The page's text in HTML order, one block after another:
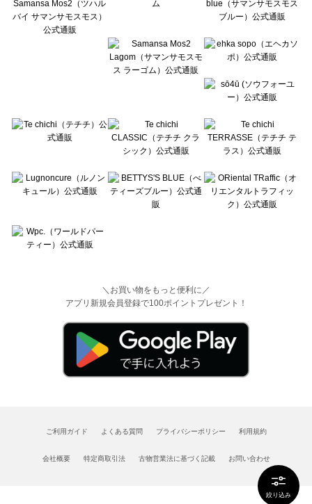
絞り込み
BETTY'S BLUE（べティーズブルー）のハット・帽子一覧
Wpc.（ワールドパーティー）のハット・帽子一覧
＼お買い物をもっと便利に／
アプリ新規会員登録で100ポイントプレゼント！
ご利用ガイド よくある質問 プライバシーポリシー 利用規約
会社概要 特定商取引法 古物営業法に基づく記載 お問い合わせ